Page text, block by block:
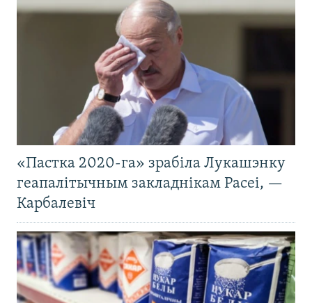
«Пастка 2020-га» зрабіла Лукашэнку
геапалітычным закладнікам Расеі, —
Карбалевіч